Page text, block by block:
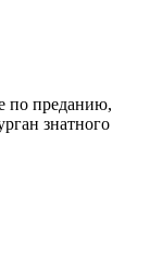
по преданию,
знатного